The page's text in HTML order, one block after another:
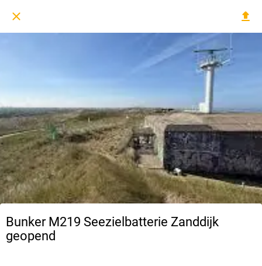
Bunker M219 Seezielbatterie Zanddijk
geopend